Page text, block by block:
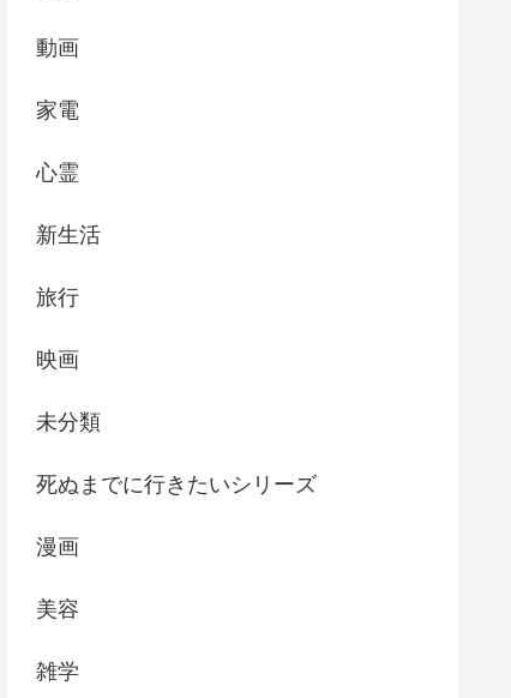
動画
家電
心霊
新生活
旅行
映画
未分類
死ぬまでに行きたいシリーズ
漫画
美容
雑学